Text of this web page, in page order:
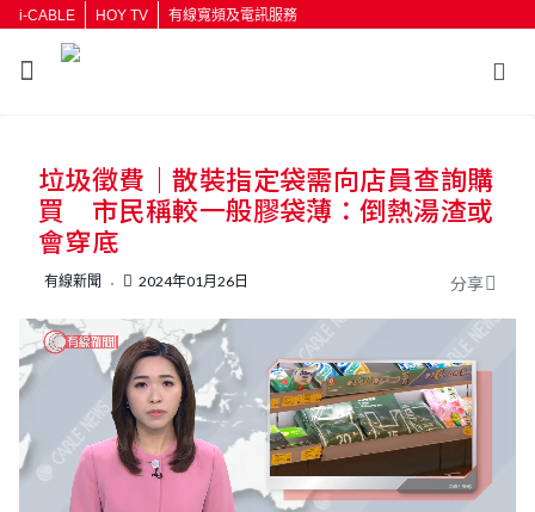
i-CABLE HOY TV 有線寬頻及電訊服務
按輸入鍵開始搜尋
垃圾徵費｜散裝指定袋需向店員查詢購
買 市民稱較一般膠袋薄：倒熱湯渣或
會穿底
有線新聞 2024年01月26日 分享